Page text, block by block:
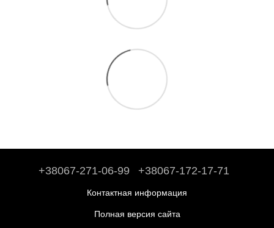
+38067-271-06-99 +38067-172-17-71
Контактная информация
Полная версия сайта